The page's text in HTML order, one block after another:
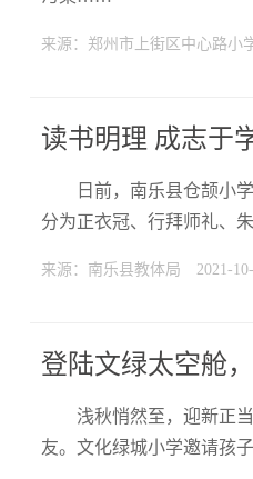
来源：郑州市上街区中心路小
读书明理 成志于
日前，南乐县仓颉小
分为正衣冠、行拜师礼、
来源：南乐县教体局 2021-
登陆文绿太空舱
浅秋悄然至，迎新正
友。文化绿城小学邀请孩